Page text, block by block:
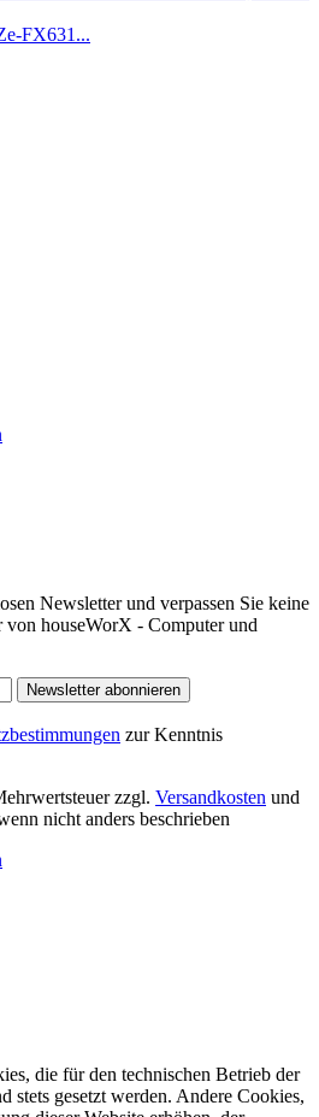
FX631...
Newsletter und verpassen Sie keine
houseWorX - Computer und
Newsletter abonnieren
zur Kenntnis
zzgl. Versandkosten und
nicht anders beschrieben
die für den technischen Betrieb der
stets gesetzt werden. Andere Cookies,